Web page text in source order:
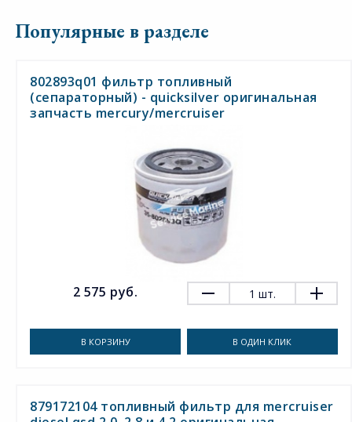
Популярные в разделе
802893q01 фильтр топливный
(сепараторный) - quicksilver оригинальная
запчасть mercury/mercruiser
2 575 руб. 1 шт.
В КОРЗИНУ В ОДИН КЛИК
879172104 топливный фильтр для mercruiser